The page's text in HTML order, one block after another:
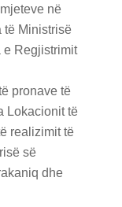
në
të Ministrisë
e Regjistrimit
pronave të
Lokacionit të
realizimit të
së
dhe